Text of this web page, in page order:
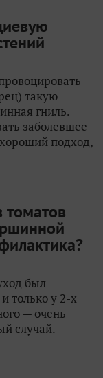
такую
гниль.
заболевшее
подход,
томатов
был
только у 2-х
— очень
случай.